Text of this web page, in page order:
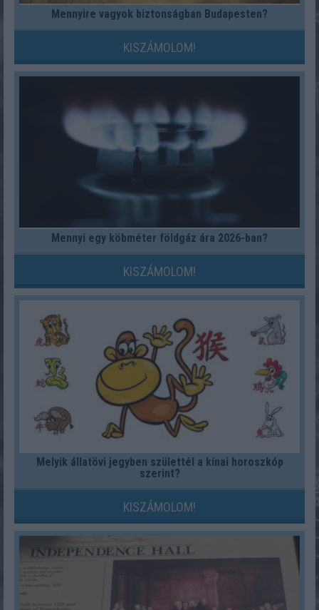
Mennyire vagyok biztonságban Budapesten?
KISZÁMOLOM!
Mennyi egy köbméter földgáz ára 2026-ban?
KISZÁMOLOM!
Melyik állatövi jegyben születtél a kínai horoszkóp
szerint?
KISZÁMOLOM!